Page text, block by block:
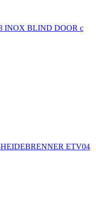
INOX BLIND DOOR с
ETV04